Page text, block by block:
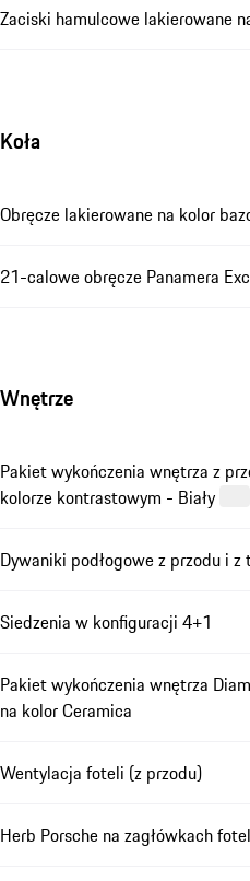
Zaciski hamulcowe lakierowane
Koła
Obręcze lakierowane na kolor
21-calowe obręcze Panamera
Wnętrze
Pakiet wykończenia wnętrza z
kolorze kontrastowym - Biały
Dywaniki podłogowe z przodu i z
Siedzenia w konfiguracji 4+1
Pakiet wykończenia wnętrza
na kolor Ceramica
Wentylacja foteli (z przodu)
Herb Porsche na zagłówkach